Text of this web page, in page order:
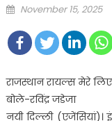
Posted
November 15, 2025
राजस्थान रायल्स मेरे
बोले-रविंद्र जडेजा
नयी दिल्ली (एजेंसियां)।